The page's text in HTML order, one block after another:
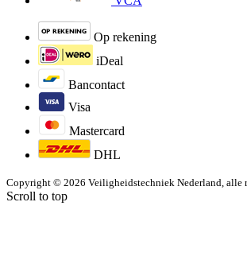
Op rekening
iDeal
Bancontact
Visa
Mastercard
DHL
Copyright © 2026 Veiligheidstechniek Nederland, alle
Scroll to top